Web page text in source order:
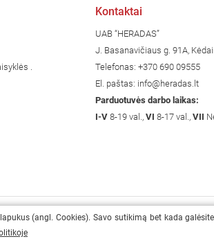
.
Kontaktai
UAB “HERADAS”
J. Basanavičiaus g. 91A,
Telefonas:+370 690 09555
El. paštas: info@heradas.lt
Parduotuvės darbo laikas:
I-V 8-19 val.,VI 8-17 val.,VII
(angl. Cookies). Savo sutikimą bet kada